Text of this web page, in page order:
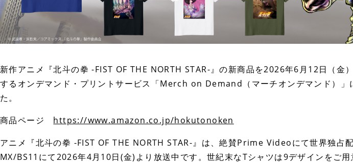
新作アニメ『北斗の拳 -FIST OF THE NORTH STAR-』の新商品を2026年6月12日（金
するオンデマンド・プリントサービス「Merch on Demand（マーチオンデマンド）」
た。
商品ページ https://www.amazon.co.jp/hokutonoken
アニメ『北斗の拳 -FIST OF THE NORTH STAR-』は、絶賛Prime Videoにて世界独占
MX/BS11にて2026年4月10日(金)より放送中です。世紀末なTシャツは9デザインをご用